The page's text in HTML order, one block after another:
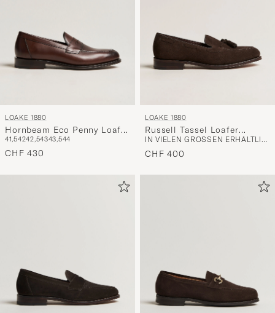
LOAKE 1880
Hornbeam Eco Penny Loafer
Walnut
41,54242,54343,544
CHF 430
LOAKE 1880
Russell Tassel Loafer
Chocolate Brown Suede
IN VIELEN GRÖSSEN ERHÄLTLICH
CHF 400